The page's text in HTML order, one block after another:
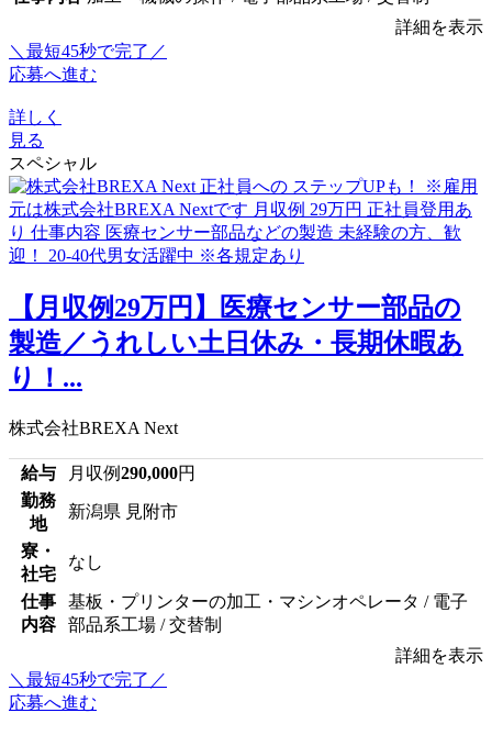
詳細を表示
＼最短45秒で完了／
応募へ進む
詳しく
見る
スペシャル
【月収例29万円】医療センサー部品の
製造／うれしい土日休み・長期休暇あ
り！...
株式会社BREXA Next
給与 月収例290,000円
勤務
地
新潟県 見附市
寮・
社宅
なし
仕事
内容
基板・プリンターの加工・マシンオペレータ / 電子
部品系工場 / 交替制
詳細を表示
＼最短45秒で完了／
応募へ進む